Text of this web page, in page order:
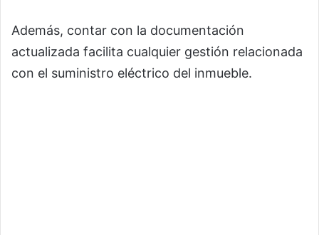
Además, contar con la documentación
actualizada facilita cualquier gestión relacionada
con el suministro eléctrico del inmueble.